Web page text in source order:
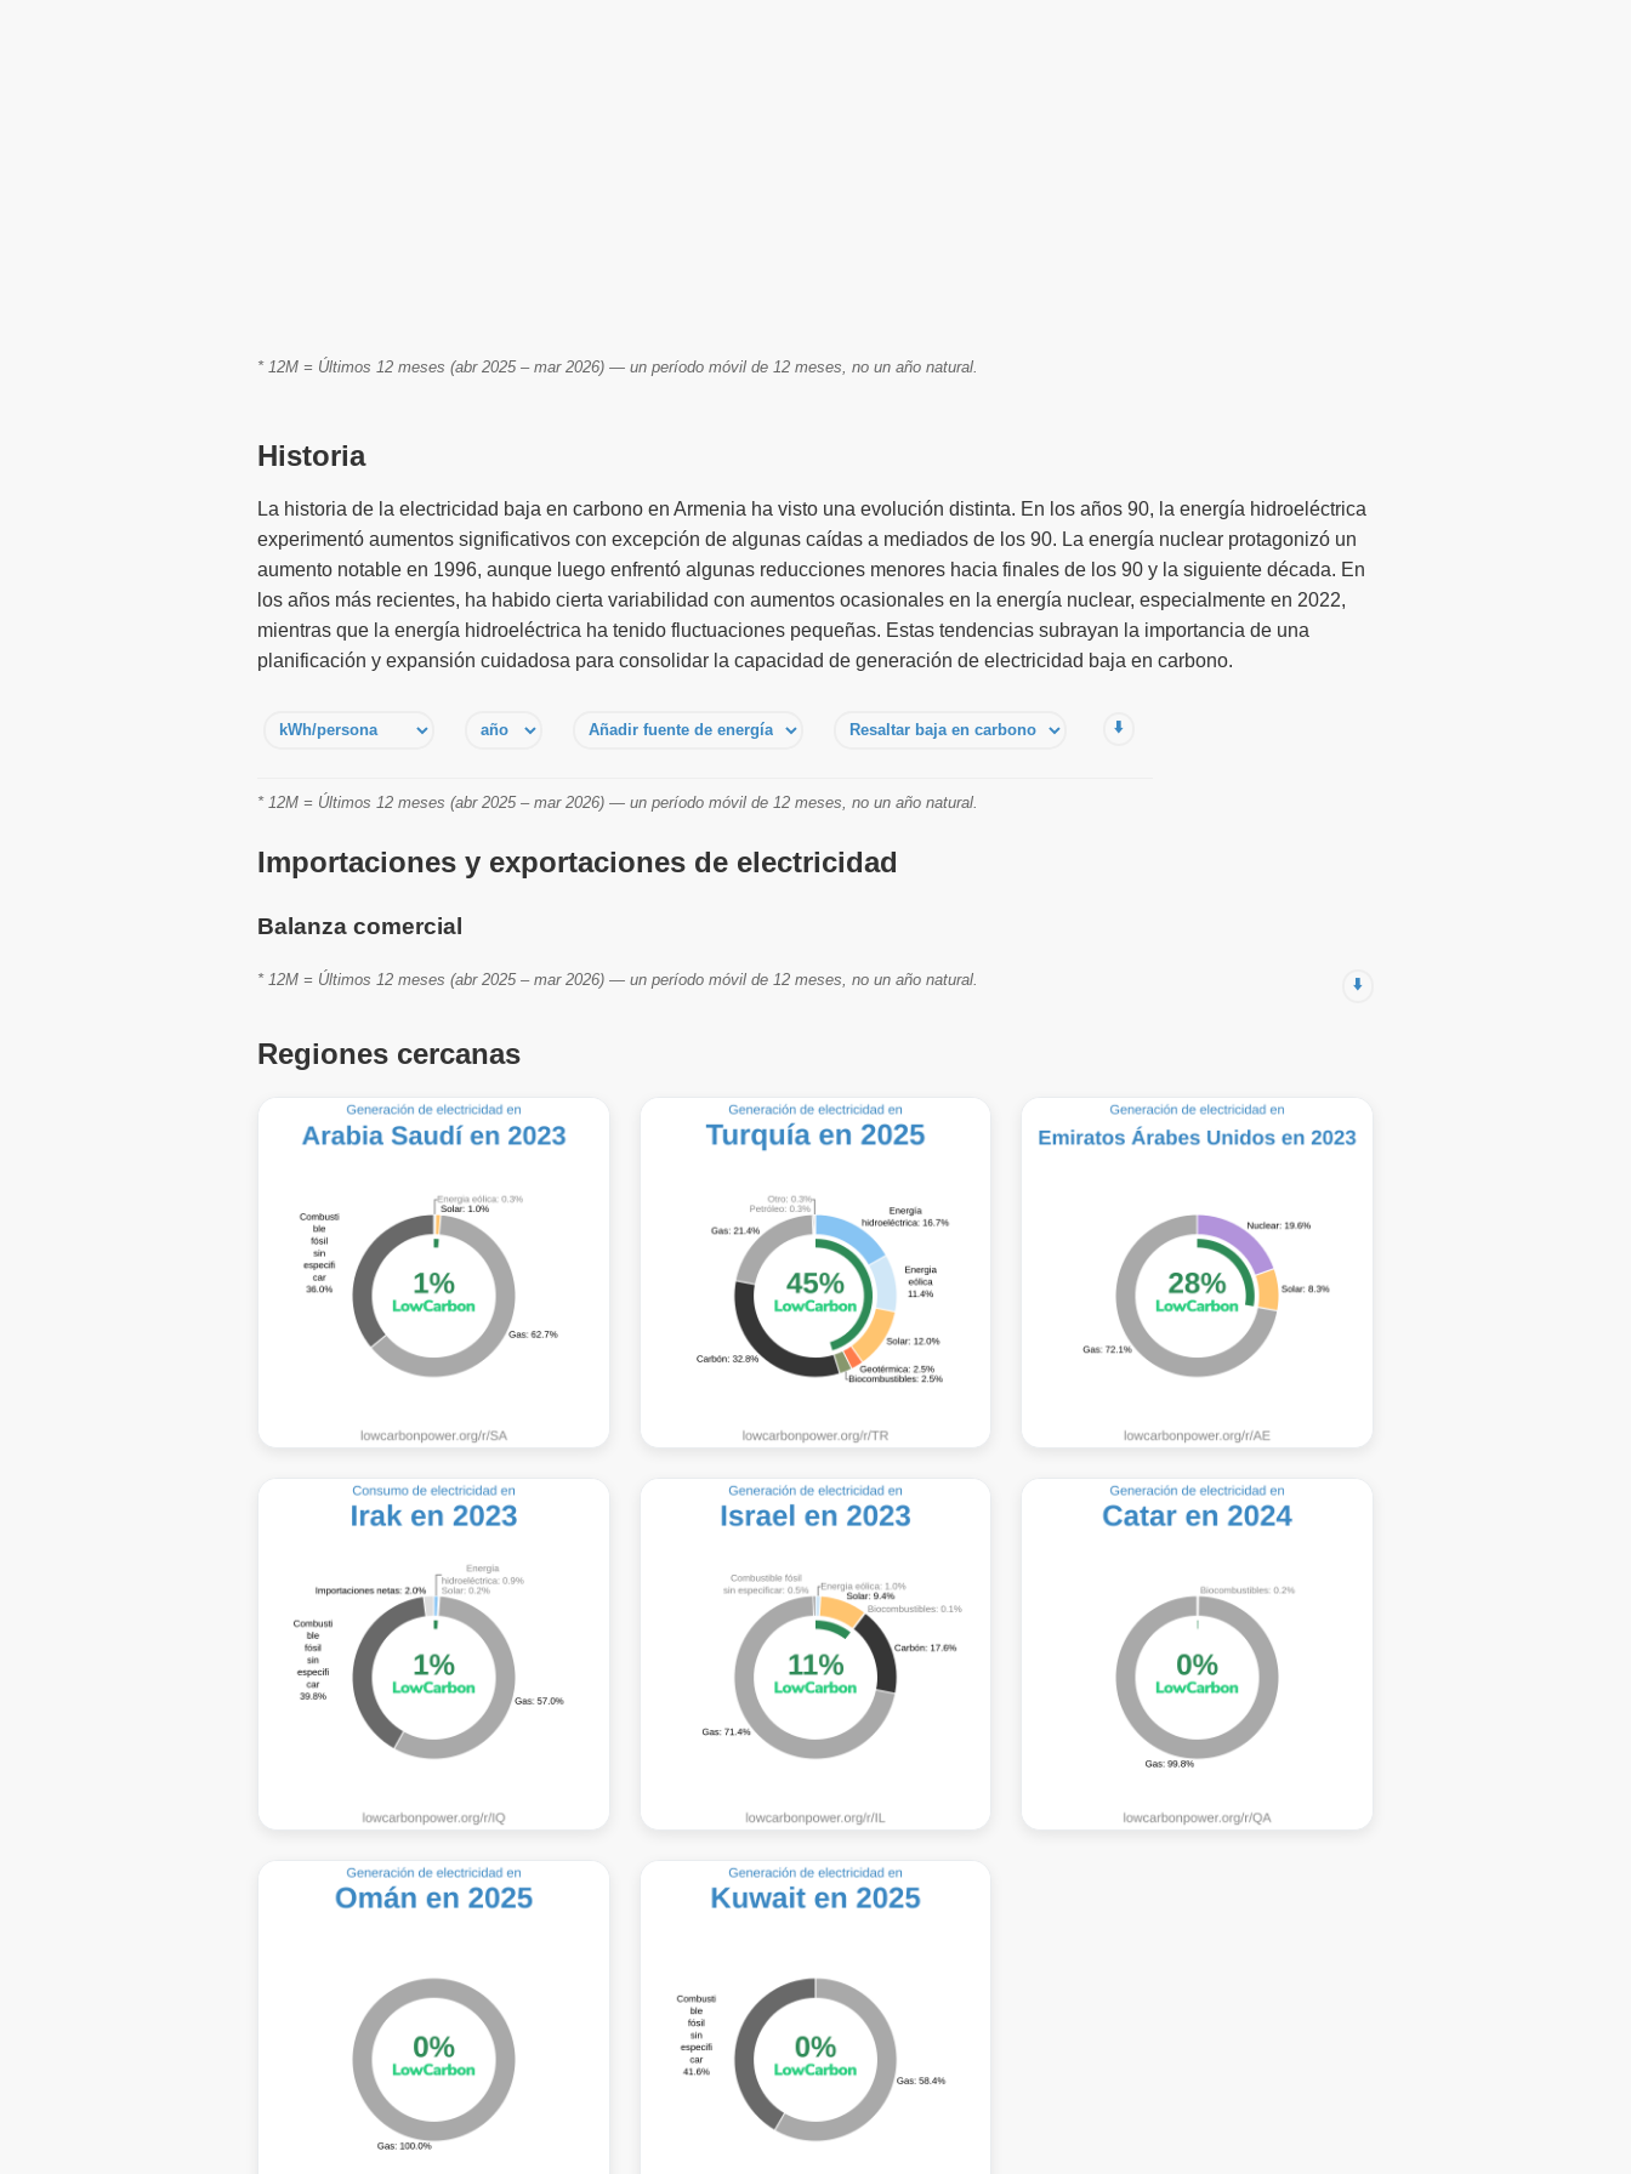
* 12M = Últimos 12 meses (abr 2025 – mar 2026) — un período móvil de 12 meses, no un año natural.
Historia
La historia de la electricidad baja en carbono en Armenia ha visto una evolución distinta. En los años 90, la energía hidroeléctrica
experimentó aumentos significativos con excepción de algunas caídas a mediados de los 90. La energía nuclear protagonizó un
aumento notable en 1996, aunque luego enfrentó algunas reducciones menores hacia finales de los 90 y la siguiente década. En
los años más recientes, ha habido cierta variabilidad con aumentos ocasionales en la energía nuclear, especialmente en 2022,
mientras que la energía hidroeléctrica ha tenido fluctuaciones pequeñas. Estas tendencias subrayan la importancia de una
planificación y expansión cuidadosa para consolidar la capacidad de generación de electricidad baja en carbono.
⬇️
* 12M = Últimos 12 meses (abr 2025 – mar 2026) — un período móvil de 12 meses, no un año natural.
Importaciones y exportaciones de electricidad
Balanza comercial
⬇️
* 12M = Últimos 12 meses (abr 2025 – mar 2026) — un período móvil de 12 meses, no un año natural.
Regiones cercanas